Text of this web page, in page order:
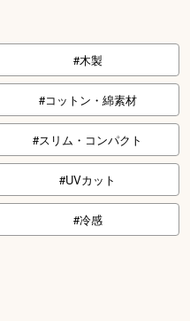
木製
コットン・綿素材
スリム・コンパクト
UVカット
冷感